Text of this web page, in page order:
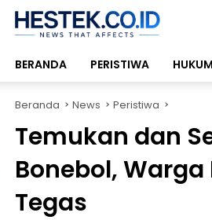
BERANDA PERISTIWA
Beranda News Peristiwa
Temukan dan
Bonebol,
Tegas